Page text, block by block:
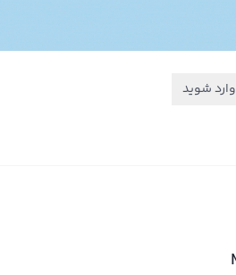
وارد شوید